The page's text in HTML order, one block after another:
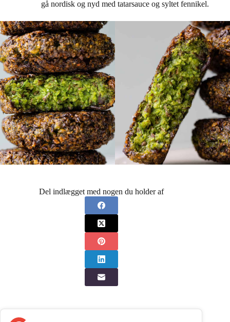
gå nordisk og nyd med tatarsauce og syltet fennikel.
Del indlægget med nogen du holder af